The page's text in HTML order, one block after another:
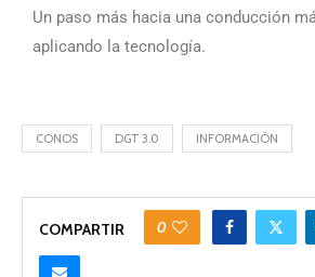
Un paso más hacia una conducción
aplicando la tecnología.
CONOS DGT 3.0 INFORMACIÓN
COMPARTIR 0